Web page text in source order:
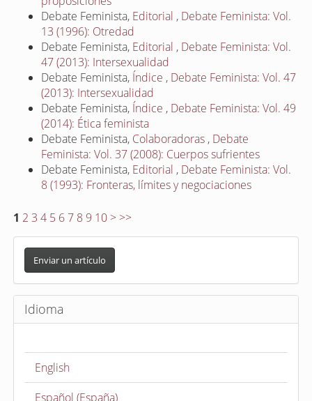
Debate Feminista, Editorial , Debate Feminista: Vol.
13 (1996): Otredad
Debate Feminista, Editorial , Debate Feminista: Vol.
47 (2013): Intersexualidad
Debate Feminista, Índice , Debate Feminista: Vol. 47
(2013): Intersexualidad
Debate Feminista, Índice , Debate Feminista: Vol. 49
(2014): Ética feminista
Debate Feminista, Colaboradoras , Debate
Feminista: Vol. 37 (2008): Cuerpos sufrientes
Debate Feminista, Editorial , Debate Feminista: Vol.
8 (1993): Fronteras, límites y negociaciones
1 2 3 4 5 6 7 8 9 10 > >>
E
v
i
a
Enviar un artículo
Idioma
English
Español (España)